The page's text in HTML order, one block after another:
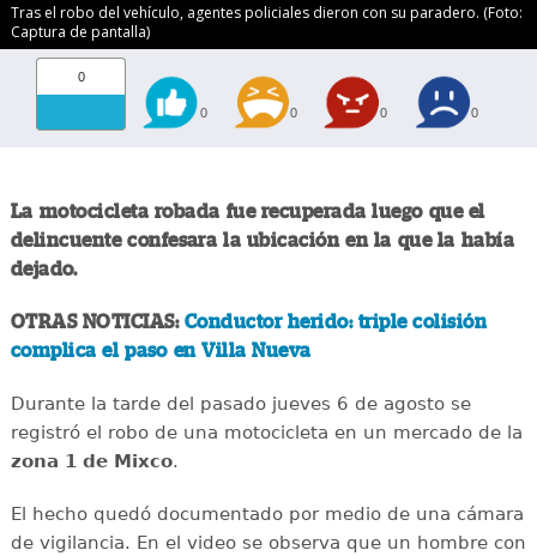
Tras el robo del vehículo, agentes policiales dieron con su paradero. (Foto:
Captura de pantalla)
0
0 0 0 0
La motocicleta robada fue recuperada luego que el
delincuente confesara la ubicación en la que la había
dejado.
OTRAS NOTICIAS: Conductor herido: triple colisión
complica el paso en Villa Nueva
Durante la tarde del pasado jueves 6 de agosto se
registró el robo de una motocicleta en un mercado de la
zona 1 de Mixco.
El hecho quedó documentado por medio de una cámara
de vigilancia. En el video se observa que un hombre con